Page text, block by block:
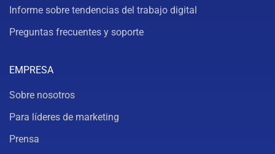
Informe sobre tendencias del trabajo digital
Preguntas frecuentes y soporte
EMPRESA
Sobre nosotros
Para líderes de marketing
Prensa